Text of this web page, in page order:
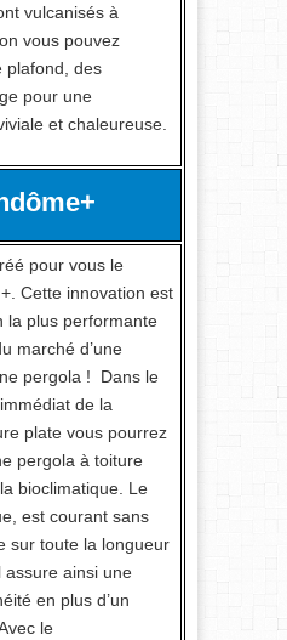
vulcanisés à
vous pouvez
plafond, des
pour une
et chaleureuse.
pour vous le
Cette innovation est
la plus performante
marché d’une
pergola ! Dans le
de la
plate vous pourrez
pergola à toiture
bioclimatique. Le
est courant sans
sur toute la longueur
assure ainsi une
en plus d’un
le